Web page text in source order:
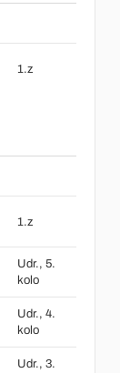
1.z
1.z
Udr., 5.
kolo
Udr., 4.
kolo
Udr., 3.